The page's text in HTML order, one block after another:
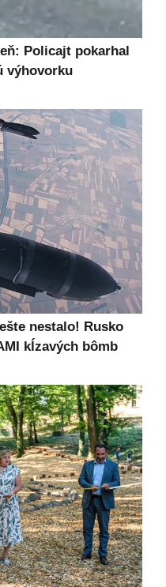
Policajt pokarhal
výhovorku
nestalo! Rusko
kĺzavých bômb